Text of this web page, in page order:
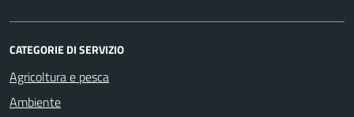
CATEGORIE DI SERVIZIO
Agricoltura e pesca
Ambiente